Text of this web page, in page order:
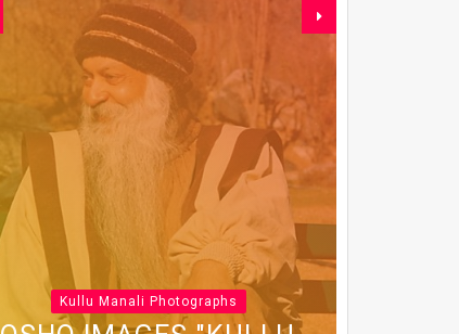
Kullu Manali Photographs